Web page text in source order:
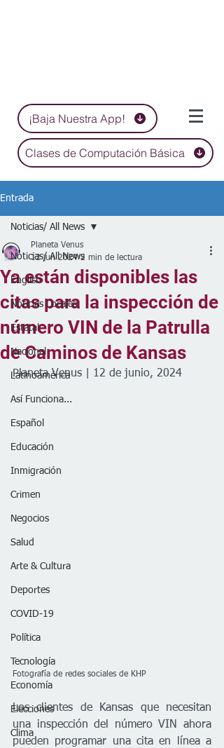
¡Baja Nuestra App!
Clases de Computación Básica
Entrada
Noticias/ All News
English
Noticias Locales
Estatal
Nacional
Latinoamérica
Así Funciona...
Español
Educación
Inmigración
Crimen
Negocios
Salud
Arte & Cultura
Deportes
COVID-19
Política
Tecnología
Economía
Elecciones
Clima
Noticias/ All News
Ya están disponibles las
citas para la inspección de
número VIN de la Patrulla
de Caminos de Kansas
Planeta Venus
12 jun 2024 2 min de lectura
Planeta Venus | 12 de junio, 2024
Fotografía de redes sociales de KHP
Los clientes de Kansas que necesitan
una inspección del número VIN ahora
pueden programar una cita en línea a